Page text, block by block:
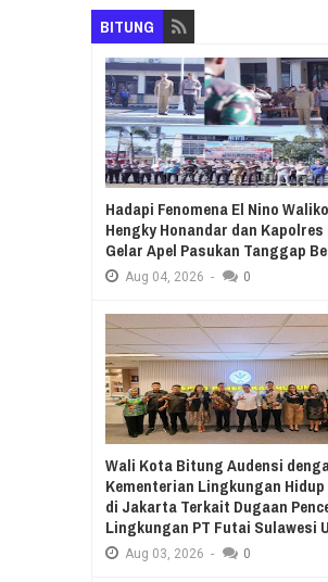
BITUNG
Hadapi Fenomena El Nino
Hengky Honandar dan
Gelar Apel Pasukan Tanggap
Aug 04, 2026 - 0
Wali Kota Bitung Audensi
Kementerian Lingkungan Hidup
di Jakarta Terkait Dugaan
Lingkungan PT Futai Sulawesi
Aug 03, 2026 - 0